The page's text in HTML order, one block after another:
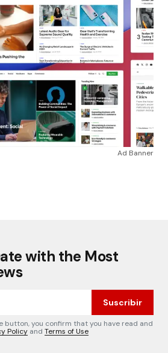
Ad Banner
with the Most
Suscribir
button, you confirm that you have read and
Policy and Terms of Use